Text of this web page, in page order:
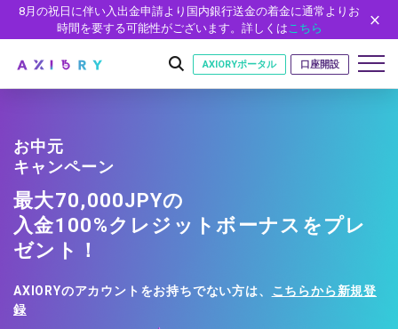
8月の祝日に伴い入出金申請より国内銀行送金の着金に通常よりお
時間を要する可能性がございます。詳しくはこちら
はじめに
はじめに
ライセンス
安全性
取引
取引商品
現物株式
ETF
取引条件
ゼロカットとロスカット
スワップとロールオーバー
口座
口座タイプ
口座開設フォーム
プラットフォーム
ツール
パートナー
AXIORYポータル 口座開設
お中元
キャンペーン
最大70,000JPYの
入金100%クレジットボーナスをプレ
ゼント！
AXIORYのアカウントをお持ちでない方は、 こちらから新規登
録